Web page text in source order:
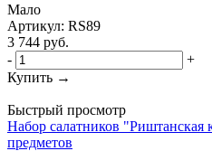
Мало
Артикул: RS89
3 744 руб.
-
+
Купить →
Быстрый просмотр
Набор салатников
предметов